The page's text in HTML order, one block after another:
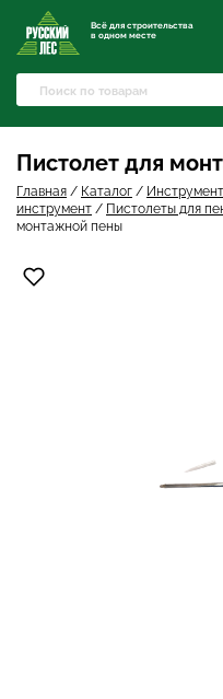
Всё для строительства
в одном месте
Пистолет для
Главная / Каталог / Инструмент
инструмент / Пистолеты для
монтажной пены